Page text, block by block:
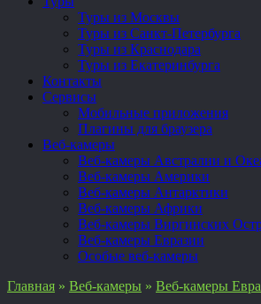
Туры из Москвы
Туры из Санкт-Петербурга
Туры из Краснодара
Туры из Екатеринбурга
Контакты
Сервисы
Мобильные приложения
Плагины для браузера
Веб-камеры
Веб-камеры Австралии и
Веб-камеры Америки
Веб-камеры Антарктики
Веб-камеры Африки
Веб-камеры Виргинских
Веб-камеры Евразии
Особые веб-камеры
Главная » Веб-камеры » Веб-камеры